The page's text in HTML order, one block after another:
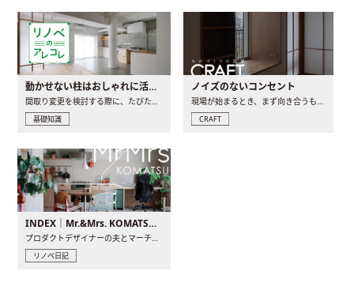
動かせない柱はおしゃれに活用！柱を魅せるリノベーション(リノベ)4選
基礎知識
ノイズのないコンセント
CRAFT
INDEX｜Mr.&Mrs. KOMATSU renovation diary
リノベ日記